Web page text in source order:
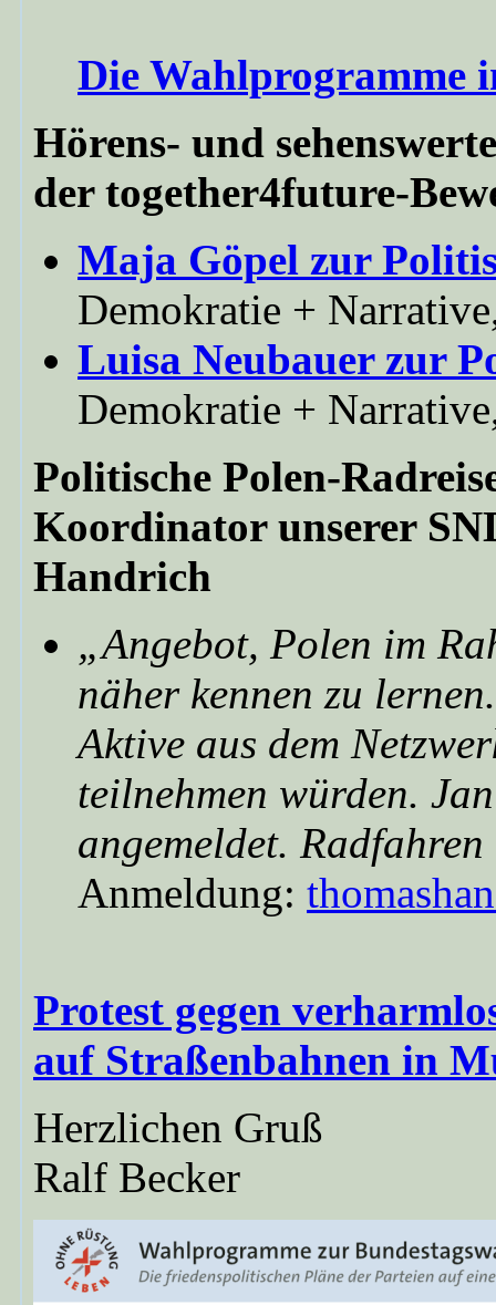
Die Wahlprogramme
Hörens- und
der together4future-
Maja Göpel zur
Demokratie +
Luisa Neubauer zur
Demokratie +
Politische Polen-
Koordinator unserer
Handrich
„Angebot, Polen im
näher kennen zu
Aktive aus dem
teilnehmen würden.
angemeldet.
Anmeldung:
Protest gegen
auf Straßenbahnen in
Herzlichen Gruß
Ralf Becker